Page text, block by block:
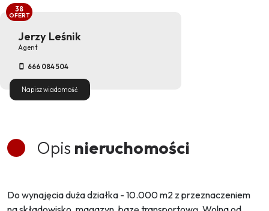
Jerzy Leśnik
Agent
666 084 504
Napisz wiadomość
38
OFERT
Opis nieruchomości
Do wynajęcia duża działka - 10.000 m2 z przeznaczeniem